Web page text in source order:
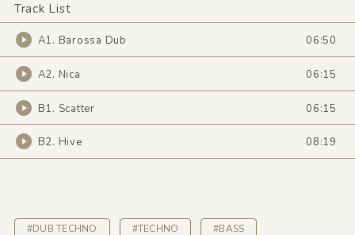
Track List
A1. Barossa Dub 06:50
A2. Nica 06:15
B1. Scatter 06:15
B2. Hive 08:19
#DUB TECHNO #TECHNO #BASS